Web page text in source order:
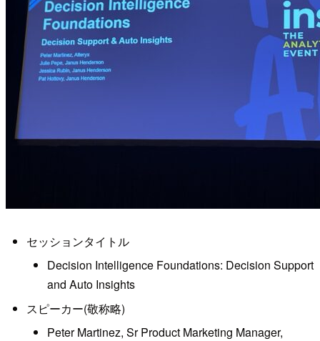
セッションタイトル
Decision Intelligence Foundations: Decision Support
and Auto Insights
スピーカー(敬称略)
Peter Martinez, Sr Product Marketing Manager,